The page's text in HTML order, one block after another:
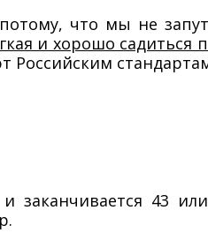
что мы не
и хорошо садиться
Российским
заканчивается 43